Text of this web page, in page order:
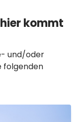
kommt
und/oder
folgenden